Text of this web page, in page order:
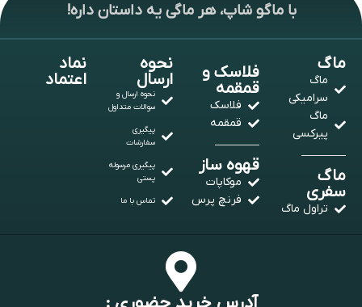
با ماگو شاپ، هر ماگی یه داستان داره!
ماگ
ماگ
سرامیکی
ماگ
پیرکسی
ماگ
سفری
تراول ماگ
فلاسک و
قمقمه
فلاسک
قمقمه
قهوه ساز
موکاپات
فرنچ پرس
نحوه
ارسال
نحوه ارسال و
سوالات متداول
پیگیری
سفارشات
پیگیری مرسوله
پستی
تماس با ما
نماد
اعتماد